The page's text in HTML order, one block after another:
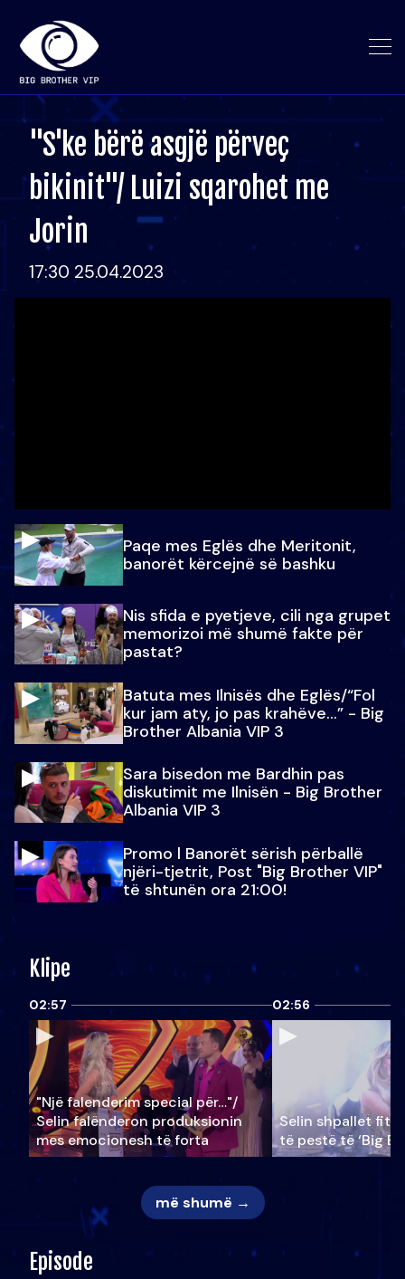
"S'ke bërë asgjë përveç
bikinit"/ Luizi sqarohet me
Jorin
17:30 25.04.2023
Paqe mes Eglës dhe Meritonit,
banorët kërcejnë së bashku
Nis sfida e pyetjeve, cili nga grupet
memorizoi më shumë fakte për
pastat?
Batuta mes Ilnisës dhe Eglës/“Fol
kur jam aty, jo pas krahëve…” - Big
Brother Albania VIP 3
Sara bisedon me Bardhin pas
diskutimit me Ilnisën - Big Brother
Albania VIP 3
Promo l Banorët sërish përballë
njëri-tjetrit, Post "Big Brother VIP"
të shtunën ora 21:00!
Klipe
02:57
"Një falenderim special për…"/
Selin falënderon produksionin
mes emocionesh të forta
02:56
Selin shpallet
të pestë të ‘Big
më shumë →
Episode